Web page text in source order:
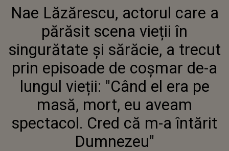
CARE A PĂRĂSIT SCENA VIEȚII
ÎN SINGURĂTATE ȘI SĂRĂCIE, A
TRECUT PRIN EPISOADE DE
COȘMAR DE-A LUNGUL VIEȚII:
"CÂND EL ERA PE MASĂ, MORT,
EU AVEAM SPECTACOL. CRED CĂ
M-A ÎNTĂRIT DUMNEZEU"
Nae Lăzărescu, actorul care a
părăsit scena vieții în
singurătate și sărăcie, a trecut
prin episoade de coșmar de-a
lungul vieții: "Când el era pe
masă, mort, eu aveam
spectacol. Cred că m-a întărit
Dumnezeu"